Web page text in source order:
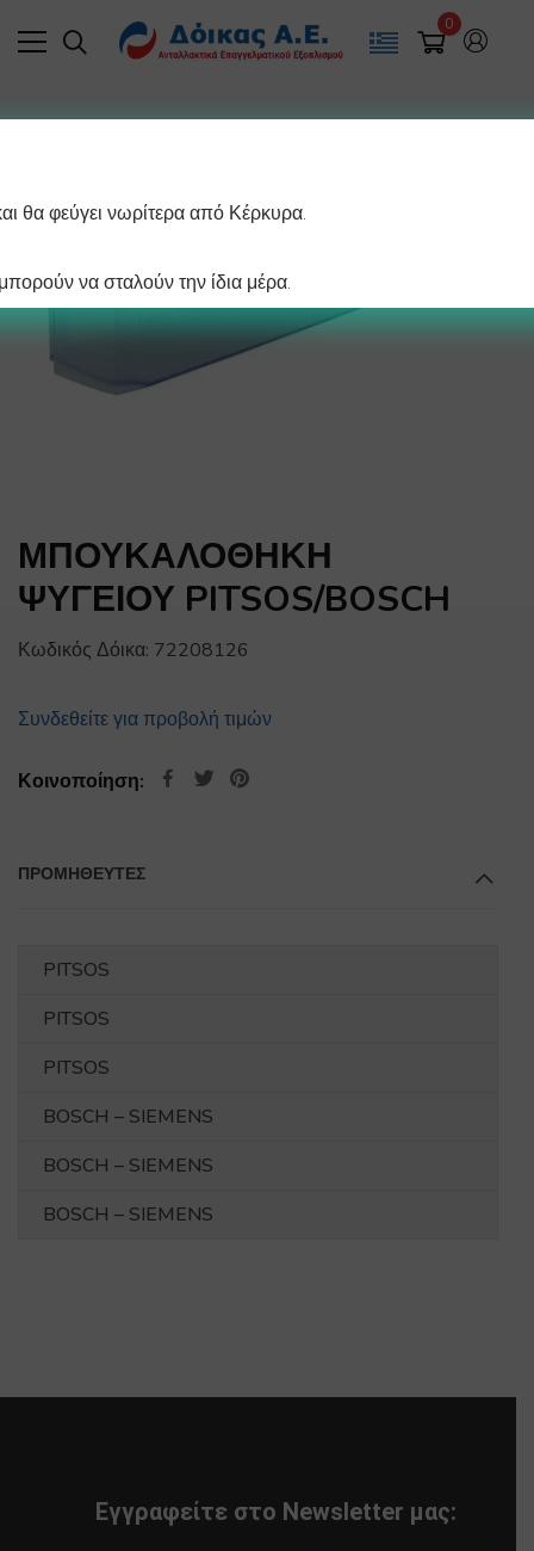
0
ΜΠΟΥΚΑΛΟΘΗΚΗ
ΨΥΓΕΙΟΥ PITSOS/BOSCH
Κωδικός Δόικα: 72208126
Συνδεθείτε για προβολή τιμών
Κοινοποίηση:
ΠΡΟΜΗΘΕΥΤΕΣ
PITSOS
PITSOS
PITSOS
BOSCH – SIEMENS
BOSCH – SIEMENS
BOSCH – SIEMENS
Εγγραφείτε στο Newsletter μας:
θα φεύγει νωρίτερα από Κέρκυρα.
να σταλούν την ίδια μέρα.